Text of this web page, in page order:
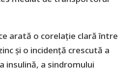
arată o corelație clară între
și o incidență crescută a
insulină, a sindromului